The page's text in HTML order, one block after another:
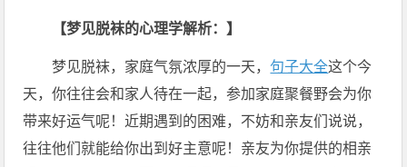
【梦见脱袜的心理学解析：】
梦见脱袜，家庭气氛浓厚的一天， 句子大全这个今
天，你往往会和家人待在一起，参加家庭聚餐野会为你
带来好运气呢！近期遇到的困难，不妨和亲友们说说，
往往他们就能给你出到好主意呢！亲友为你提供的相亲